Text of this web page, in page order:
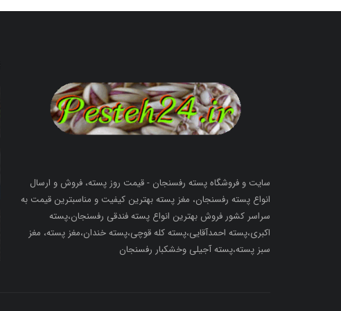
سایت و فروشگاه پسته رفسنجان - قیمت روز پسته، فروش و ارسال
انواع پسته رفسنجان، مغز پسته بهترین کیفیت و مناسبترین قیمت به
سراسر کشور فروش بهترین انواع پسته فندقی رفسنجان،پسته
اکبری،پسته احمدآقایی،پسته کله قوچی،پسته خندان،مغز پسته، مغز
سبز پسته،پسته آجیلی وخشکبار رفسنجان